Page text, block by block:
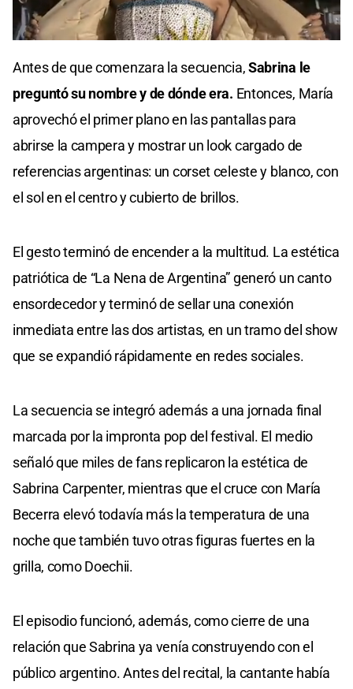
of
seconds
Antes de que comenzara la secuencia,Sabrina le
preguntó su nombre y de dónde era. Entonces, María
aprovechó el primer plano en las pantallas para
abrirse la campera y mostrar un look cargado de
referencias argentinas: un corset celeste y blanco, con
el sol en el centro y cubierto de brillos.
El gesto terminó de encender a la multitud. La estética
patriótica de “La Nena de Argentina” generó un canto
ensordecedor y terminó de sellar una conexión
inmediata entre las dos artistas, en un tramo del show
que se expandió rápidamente en redes sociales.
La secuencia se integró además a una jornada final
marcada por la impronta pop del festival. El medio
señaló que miles de fans replicaron la estética de
Sabrina Carpenter, mientras que el cruce con María
Becerra elevó todavía más la temperatura de una
noche que también tuvo otras figuras fuertes en la
grilla, como Doechii.
El episodio funcionó, además, como cierre de una
relación que Sabrina ya venía construyendo con el
público argentino. Antes del recital, la cantante había